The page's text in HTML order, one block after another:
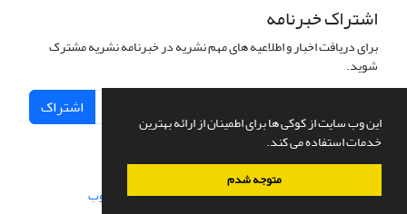
این وب سایت از کوکی ها برای اطمینان از ارائه بهترین
خدمات استفاده می کند.
متوجه شدم
اشتراک خبرنامه
برای دریافت اخبار و اطلاعیه های مهم نشریه در خبرنامه نشریه مشترک
شوید.
اشتراک
سامانه مدیریت نشریات علمی.طراحی و پیاده سازی از سیناوب